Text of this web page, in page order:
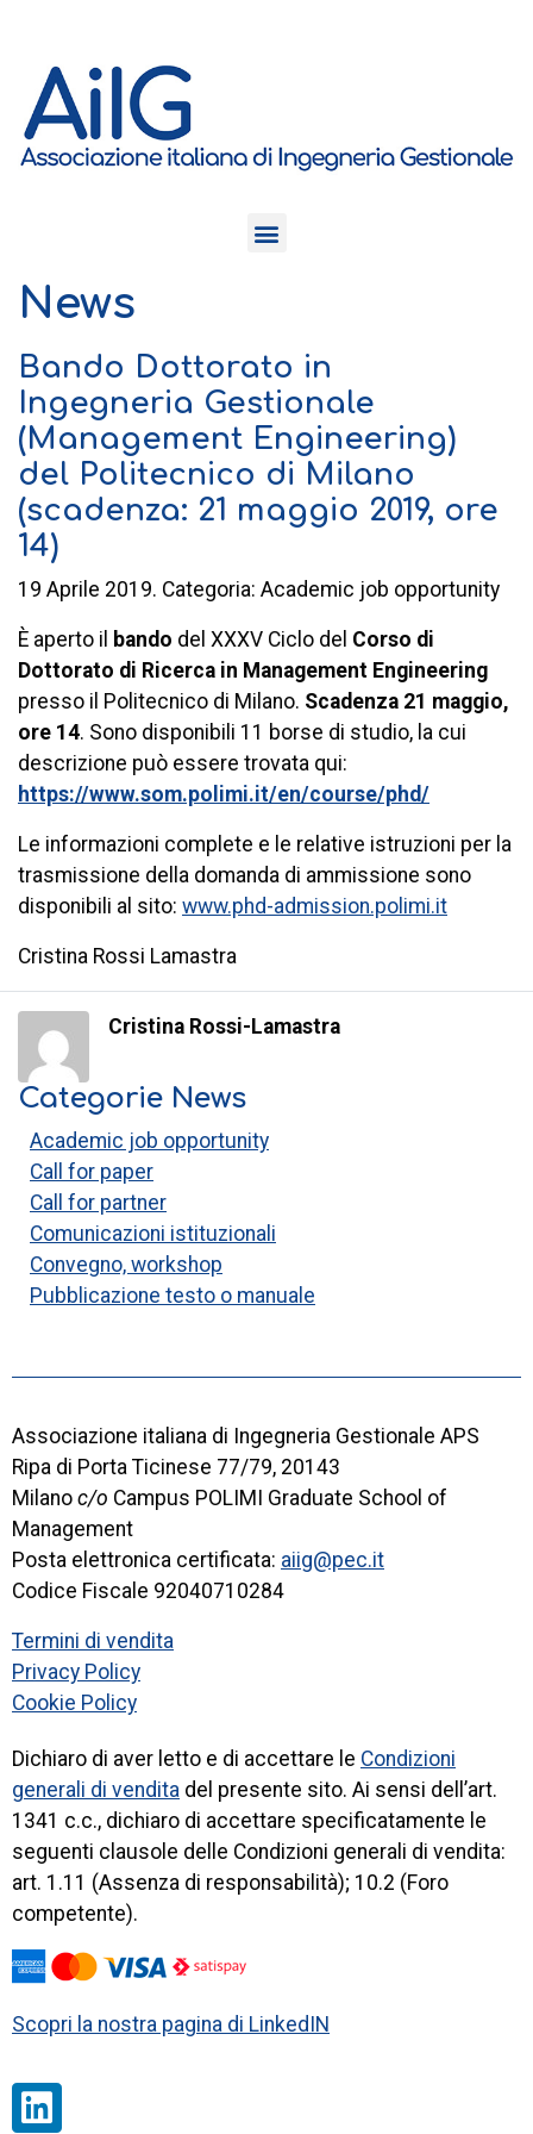
News
Bando Dottorato in
Ingegneria Gestionale
(Management Engineering)
del Politecnico di Milano
(scadenza: 21 maggio 2019, ore
14)
19 Aprile 2019. Categoria: Academic job opportunity
È aperto il bando del XXXV Ciclo del Corso di
Dottorato di Ricerca in Management Engineering
presso il Politecnico di Milano. Scadenza 21 maggio,
ore 14. Sono disponibili 11 borse di studio, la cui
descrizione può essere trovata qui:
https://www.som.polimi.it/en/course/phd/
Le informazioni complete e le relative istruzioni per la
trasmissione della domanda di ammissione sono
disponibili al sito: www.phd-admission.polimi.it
Cristina Rossi Lamastra
Cristina Rossi-Lamastra
Categorie News
Academic job opportunity
Call for paper
Call for partner
Comunicazioni istituzionali
Convegno, workshop
Pubblicazione testo o manuale
Associazione italiana di Ingegneria Gestionale APS
Ripa di Porta Ticinese 77/79, 20143
Milano c/o Campus POLIMI Graduate School of
Management
Posta elettronica certificata: aiig@pec.it
Codice Fiscale 92040710284
Termini di vendita
Privacy Policy
Cookie Policy
Dichiaro di aver letto e di accettare le Condizioni
generali di vendita del presente sito. Ai sensi dell’art.
1341 c.c., dichiaro di accettare specificatamente le
seguenti clausole delle Condizioni generali di vendita:
art. 1.11 (Assenza di responsabilità); 10.2 (Foro
competente).
Scopri la nostra pagina di LinkedIN